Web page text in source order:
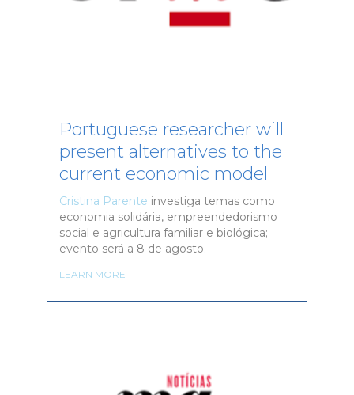
Portuguese researcher will
present alternatives to the
current economic model
Cristina Parente investiga temas como
economia solidária, empreendedorismo
social e agricultura familiar e biológica;
evento será a 8 de agosto.
LEARN MORE